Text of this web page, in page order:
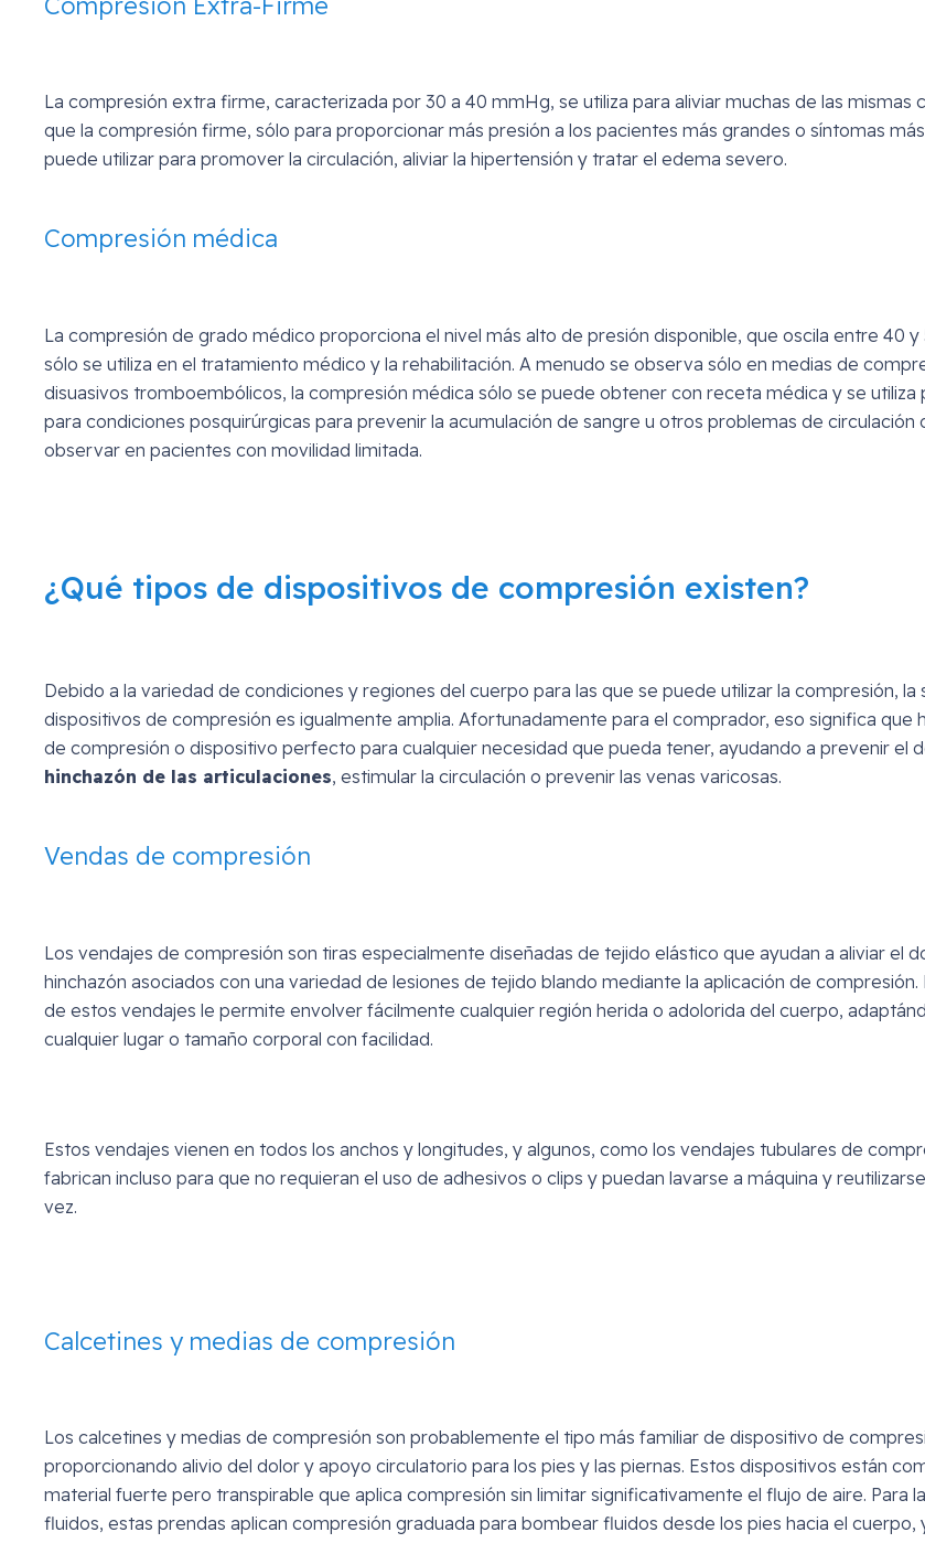
La compresión extra firme, caracterizada por 30 a 40 mmHg, se utiliza para aliviar muchas de las mismas
que la compresión firme, sólo para proporcionar más presión a los pacientes más grandes o síntomas
puede utilizar para promover la circulación, aliviar la hipertensión y tratar el edema severo.
Compresión médica
La compresión de grado médico proporciona el nivel más alto de presión disponible, que oscila entre 40
sólo se utiliza en el tratamiento médico y la rehabilitación. A menudo se observa sólo en medias de
disuasivos tromboembólicos, la compresión médica sólo se puede obtener con receta médica y se utiliza
para condiciones posquirúrgicas para prevenir la acumulación de sangre u otros problemas de circulación
observar en pacientes con movilidad limitada.
¿Qué tipos de dispositivos de compresión existen?
Debido a la variedad de condiciones y regiones del cuerpo para las que se puede utilizar la compresión, la
dispositivos de compresión es igualmente amplia. Afortunadamente para el comprador, eso significa que
de compresión o dispositivo perfecto para cualquier necesidad que pueda tener, ayudando a prevenir el
hinchazón de las articulaciones, estimular la circulación o prevenir las venas varicosas.
Vendas de compresión
Los vendajes de compresión son tiras especialmente diseñadas de tejido elástico que ayudan a aliviar el
hinchazón asociados con una variedad de lesiones de tejido blando mediante la aplicación de compresión.
de estos vendajes le permite envolver fácilmente cualquier región herida o adolorida del cuerpo,
cualquier lugar o tamaño corporal con facilidad.
Estos vendajes vienen en todos los anchos y longitudes, y algunos, como los vendajes tubulares de
fabrican incluso para que no requieran el uso de adhesivos o clips y puedan lavarse a máquina y
vez.
Calcetines y medias de compresión
Los calcetines y medias de compresión son probablemente el tipo más familiar de dispositivo de
proporcionando alivio del dolor y apoyo circulatorio para los pies y las piernas. Estos dispositivos están
material fuerte pero transpirable que aplica compresión sin limitar significativamente el flujo de aire. Para
fluidos, estas prendas aplican compresión graduada para bombear fluidos desde los pies hacia el cuerpo,